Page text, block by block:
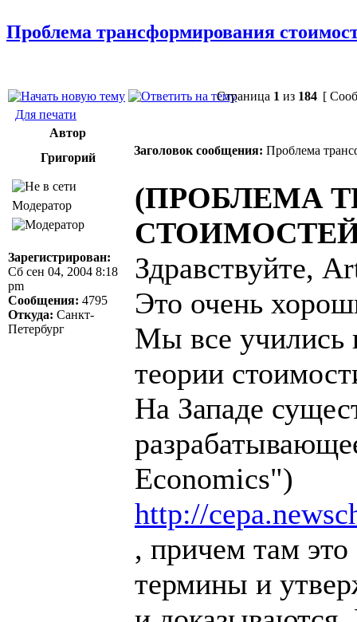
Проблема трансформирования
Страница 1 из 184 [
Для печати
Автор
Григорий
Заголовок сообщения: Проблема
Модератор
Зарегистрирован:
Сб сен 04, 2004 8:18
pm
Сообщения: 4795
Откуда: Санкт-
Петербург
(ПРОБЛЕМА
Здравствуйте,
Это очень
Мы все учились
теории
На Западе
Economics")
http://
, причем там
термины и